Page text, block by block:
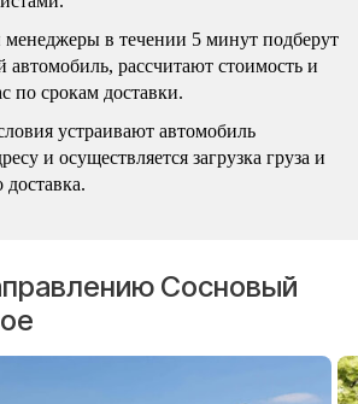
в течении 5 минут подберут
рассчитают стоимость и
по срокам доставки.
устраивают автомобиль
и осуществляется загрузка груза и
Сосновый